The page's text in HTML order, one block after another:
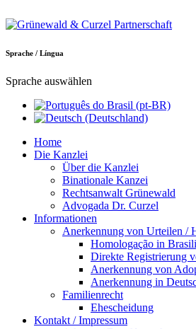
Sprache / Língua
Sprache auswählen
Home
Die Kanzlei
Über die Kanzlei
Binationale Kanzei
Rechtsanwalt Grünewald
Advogada Dr. Curzel
Informationen
Anerkennung von Urteilen /
Homologação in
Direkte Registrierung
Anerkennung von
Anerkennung in
Familienrecht
Ehescheidung
Kontakt / Impressum